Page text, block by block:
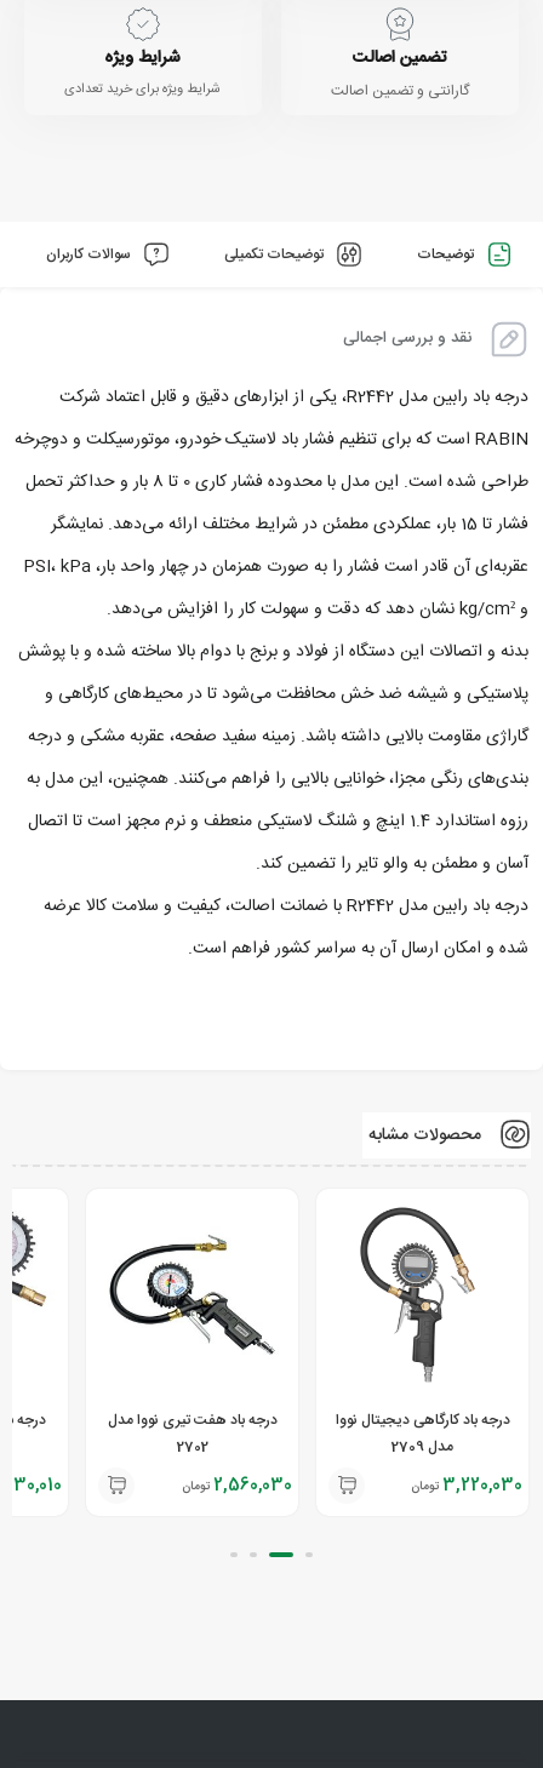
تضمین اصالت
گارانتی و تضمین اصالت
شرایط ویژه
شرایط ویژه برای خرید تعدادی
توضیحات توضیحات تکمیلی سوالات کاربران
نقد و بررسی اجمالی
درجه باد رابین مدل R2442، یکی از ابزارهای دقیق و قابل اعتماد شرکت
RABIN است که برای تنظیم فشار باد لاستیک خودرو، موتورسیکلت و دوچرخه
طراحی شده است. این مدل با محدوده فشار کاری 0 تا 8 بار و حداکثر تحمل
فشار تا 15 بار، عملکردی مطمئن در شرایط مختلف ارائه می‌دهد. نمایشگر
عقربه‌ای آن قادر است فشار را به‌ صورت همزمان در چهار واحد بار، PSI، kPa
و kg/cm² نشان دهد که دقت و سهولت کار را افزایش می‌دهد.
بدنه و اتصالات این دستگاه از فولاد و برنج با دوام بالا ساخته شده و با پوشش
پلاستیکی و شیشه ضد خش محافظت می‌شود تا در محیط‌های کارگاهی و
گاراژی مقاومت بالایی داشته باشد. زمینه سفید صفحه، عقربه مشکی و درجه‌
بندی‌های رنگی مجزا، خوانایی بالایی را فراهم می‌کنند. همچنین، این مدل به
رزوه استاندارد 1.4 اینچ و شلنگ لاستیکی منعطف و نرم مجهز است تا اتصال
آسان و مطمئن به والو تایر را تضمین کند.
درجه باد رابین مدل R2442 با ضمانت اصالت، کیفیت و سلامت کالا عرضه
شده و امکان ارسال آن به سراسر کشور فراهم است.
محصولات مشابه
درجه باد کارگاهی دیجیتال نووا
مدل 2709
3,220,030 تومان
درجه باد هفت تیری نووا مدل
2702
2,560,030 تومان
درجه